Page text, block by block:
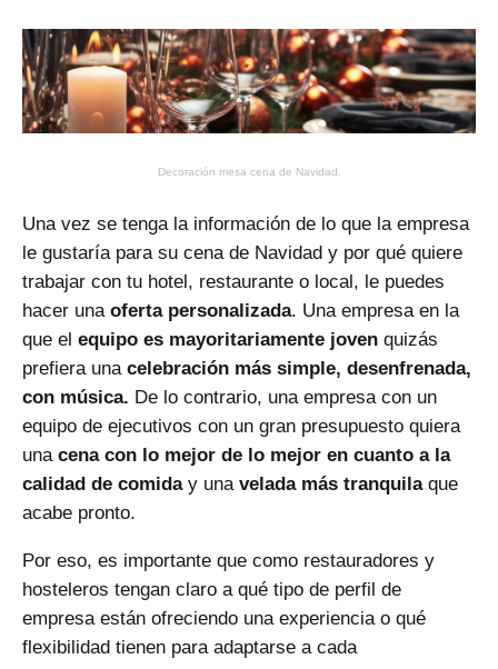
Decoración mesa cena de Navidad.
Una vez se tenga la información de lo que la empresa
le gustaría para su cena de Navidad y por qué quiere
trabajar con tu hotel, restaurante o local, le puedes
hacer una oferta personalizada. Una empresa en la
que el equipo es mayoritariamente joven quizás
prefiera una celebración más simple, desenfrenada,
con música. De lo contrario, una empresa con un
equipo de ejecutivos con un gran presupuesto quiera
una cena con lo mejor de lo mejor en cuanto a la
calidad de comida y una velada más tranquilaque
acabe pronto.
Por eso, es importante que como restauradores y
hosteleros tengan claro a qué tipo de perfil de
empresa están ofreciendo una experiencia o qué
flexibilidad tienen para adaptarse a cada